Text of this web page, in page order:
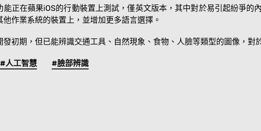
能正在蘋果iOS的行動裝置上測試，僅英文版本，其中對於易引起紛爭
他作業系統的裝置上，並增加更多語言選擇。
發初期，但已能辨識交通工具、自然現象、食物、人臉等類型的圖像，對
#人工智慧 #臉部辨識